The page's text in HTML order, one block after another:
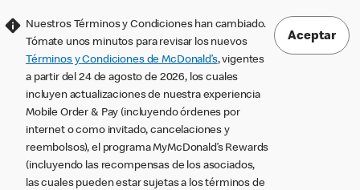
Nuestros Términos y Condiciones han cambiado.
Tómate unos minutos para revisar los nuevos
Términos y Condiciones de McDonald’s, vigentes
a partir del 24 de agosto de 2026, los cuales
incluyen actualizaciones de nuestra experiencia
Mobile Order & Pay (incluyendo órdenes por
internet o como invitado, cancelaciones y
reembolsos), el programa MyMcDonald’s Rewards
(incluyendo las recompensas de los asociados,
las cuales pueden estar sujetas a los términos de
Aceptar